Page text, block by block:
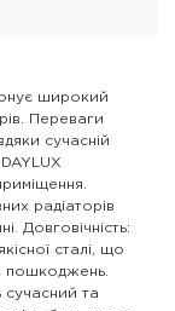
широкий
Переваги
сучасній
радіаторів
Довговічність:
сталі, що
пошкоджень.
сучасний та